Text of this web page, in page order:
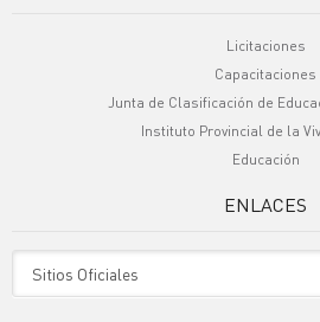
Licitaciones
Capacitaciones
Junta de Clasificación de
Instituto Provincial de la
Educación
ENLACES